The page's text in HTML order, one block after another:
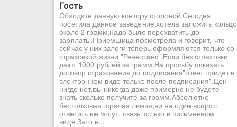
Гость
Обходите данную контору стороной.Сегодня
посетила данное заведение,хотела заложить кольцо
около 2 грамм,надо было перехватить до
зарплаты.Приемщица посмотрела и говорит, что
сейчас у них залоги теперь оформляются только со
страховкой жизни "Ренессанс".Если без страховки
дают 1000 рублей за грамм.На просьбу показать
договор страхования до подписания"ответ придет в
электронном виде только после подписания".Цен
нигде нет,вы никогда даже примерно не будете
знать сколько получите за грамм.Абсолютно
бестолковая горячая линия,ни на один вопрос
ответить не могут, связь только в письменном
виде.Зато н...